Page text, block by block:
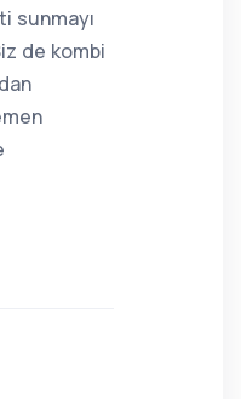
sunmayı
de kombi